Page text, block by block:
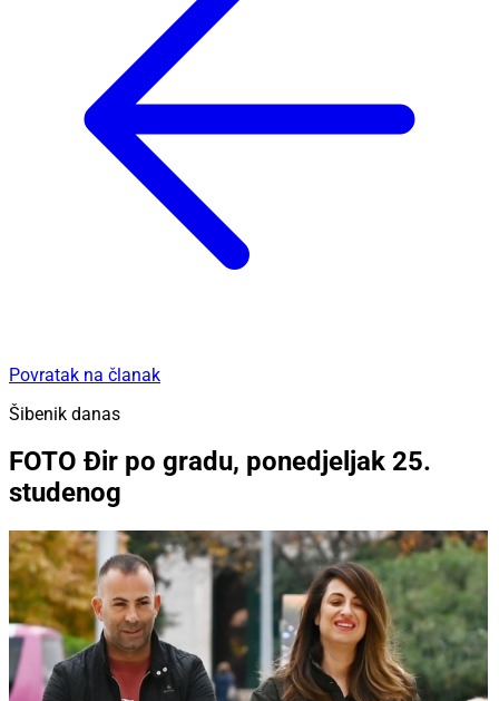
Povratak na članak
Šibenik danas
FOTO Đir po gradu, ponedjeljak 25.
studenog